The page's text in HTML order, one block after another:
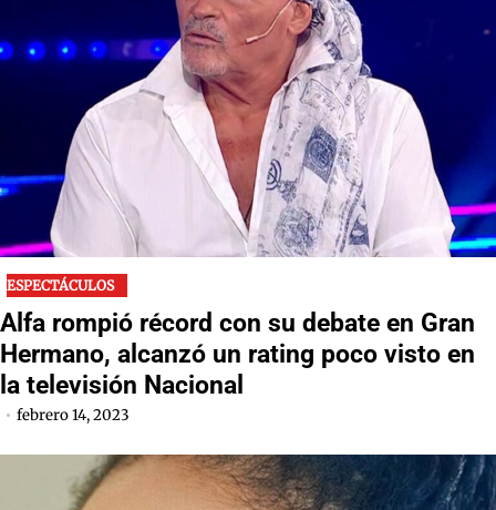
ESPECTÁCULOS
Alfa rompió récord con su debate en Gran
Hermano, alcanzó un rating poco visto en
la televisión Nacional
febrero 14, 2023